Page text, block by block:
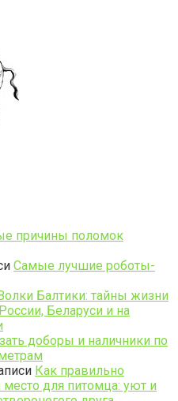
причины поломок
Самые лучшие роботы-
Балтики: тайны жизни
Беларуси и на
доборы и наличники по
Как правильно
место для питомца: уют и